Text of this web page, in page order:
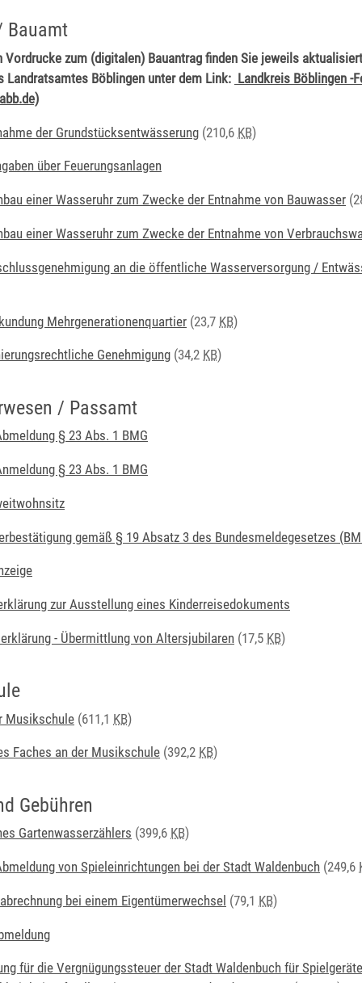
Bauamt
Vordrucke zum (digitalen) Bauantrag finden Sie jeweils
Landratsamtes Böblingen unter dem Link: Landkreis Böblingen -
der Grundstücksentwässerung (210,6 KB)
über Feuerungsanlagen
einer Wasseruhr zum Zwecke der Entnahme von Bauwasser
einer Wasseruhr zum Zwecke der Entnahme von
an die öffentliche Wasserversorgung /
Mehrgenerationenquartier (23,7 KB)
Genehmigung (34,2 KB)
/ Passamt
§ 23 Abs. 1 BMG
§ 23 Abs. 1 BMG
gemäß § 19 Absatz 3 des Bundesmeldegesetzes
zur Ausstellung eines Kinderreisedokuments
- Übermittlung von Altersjubilaren (17,5 KB)
Musikschule (611,1 KB)
Faches an der Musikschule (392,2 KB)
Gebühren
Gartenwasserzählers (399,6 KB)
von Spieleinrichtungen bei der Stadt Waldenbuch (249,6
bei einem Eigentümerwechsel (79,1 KB)
für die Vergnügungssteuer der Stadt Waldenbuch für